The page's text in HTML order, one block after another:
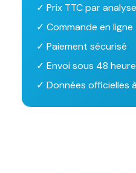
✓ Prix TTC par analyse
✓ Commande en ligne
✓ Paiement sécurisé
✓ Envoi sous 48
✓ Données officielles